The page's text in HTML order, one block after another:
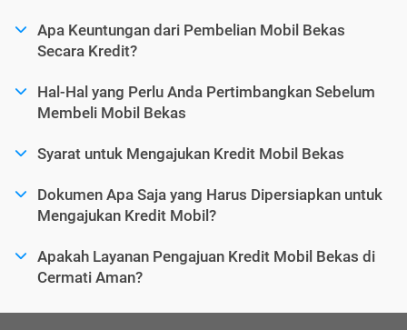
Apa Keuntungan dari Pembelian Mobil Bekas
Secara Kredit?
Hal-Hal yang Perlu Anda Pertimbangkan Sebelum
Membeli Mobil Bekas
Syarat untuk Mengajukan Kredit Mobil Bekas
Dokumen Apa Saja yang Harus Dipersiapkan untuk
Mengajukan Kredit Mobil?
Apakah Layanan Pengajuan Kredit Mobil Bekas di
Cermati Aman?